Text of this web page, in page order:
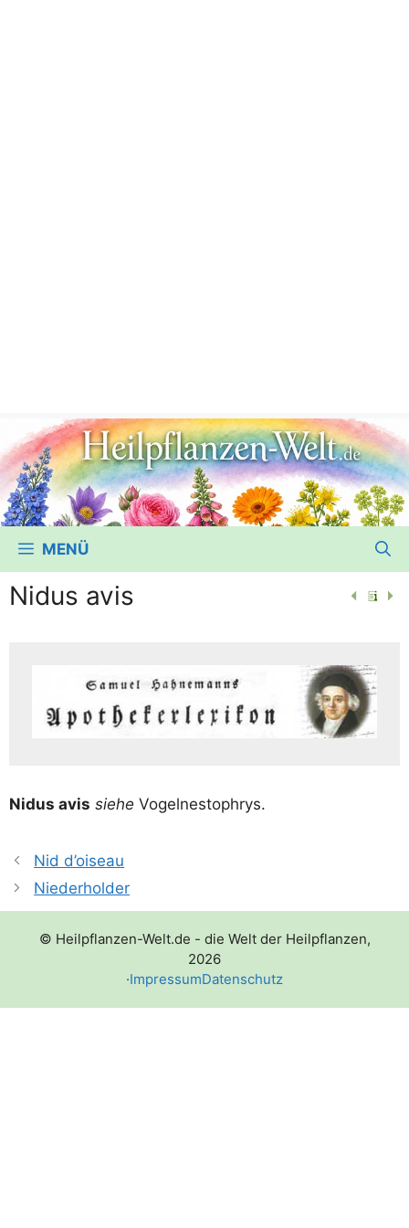
MENÜ
Nidus avis
Nidus avis sie­he Vogelnestophrys.
Nid d’oiseau
Niederholder
© Heilpflanzen-Welt.de - die Welt der Heilpflanzen,
2026
·ImpressumDatenschutz